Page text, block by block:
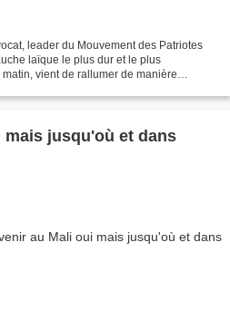
leader du Mouvement des Patriotes
laïque le plus dur et le plus
vient de rallumer de manière
jusqu'où et dans